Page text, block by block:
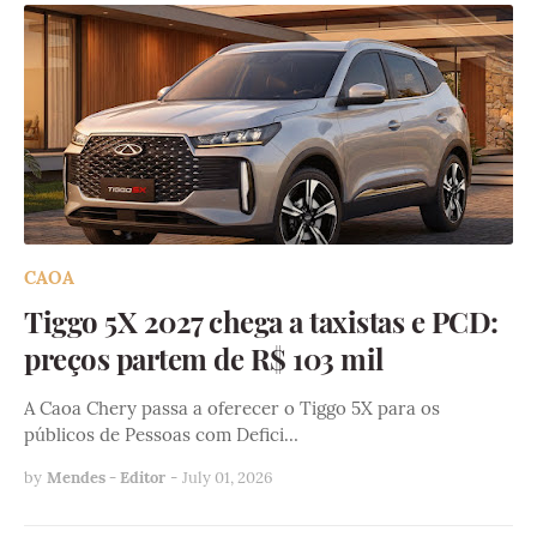
CAOA
Tiggo 5X 2027 chega a taxistas e PCD:
preços partem de R$ 103 mil
A Caoa Chery passa a oferecer o Tiggo 5X para os
públicos de Pessoas com Defici…
by Mendes - Editor - July 01, 2026